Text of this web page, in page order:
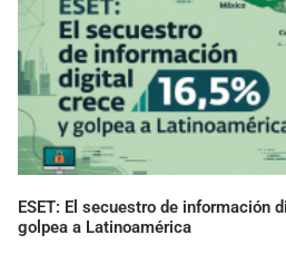
ESET: El secuestro de información
golpea a Latinoamérica